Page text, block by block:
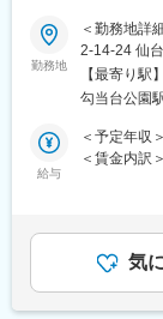
■入社後の
・始めは商
勉強会があ
ポートを全
ます
女性の部長
変更の範囲
■配属先情
・営業部（
米国式の自
■当社の強
◎世界トッ
トに収入に
◎外資系企
ィアを発信
当社にて、
す。
▽主な販売商
整形外科用
衛生用品：
感染対策用
患者ケア用
■具体的に
勤務地
＜勤務地詳
2-14-24 仙
囲：会社の
【最寄り駅】
勾当台公園
給与
＜予定年収
＜賃金内訳
＞有＜残業
業績により
す。■昇給
月分賃金は
気